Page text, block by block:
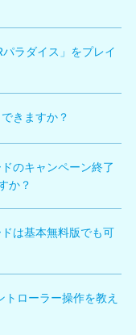
きます。（バカンスモ
は所持していなくても
利用できます。（バカ
ます。）
「謎のサウンドフィギ
が優先されます。
ラダイス」をプレイ
できません。
きますか？
のモードは対応して
のキャンペーン終了
か？
トの購入が必要にな
く1,500円＋税となり
は基本無料版でも可
ノ会員権」の購入状
トローラー操作を教え